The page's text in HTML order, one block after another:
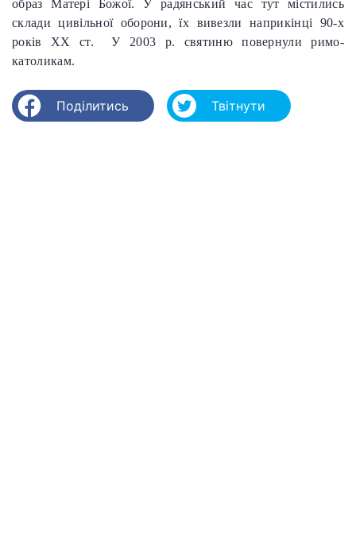
образ Матері Божої. У радянський час тут містились
склади цивільної оборони, їх вивезли наприкінці 90-х
років ХХ ст. У 2003 р. святиню повернули римо-
католикам.
Поділитись Твітнути